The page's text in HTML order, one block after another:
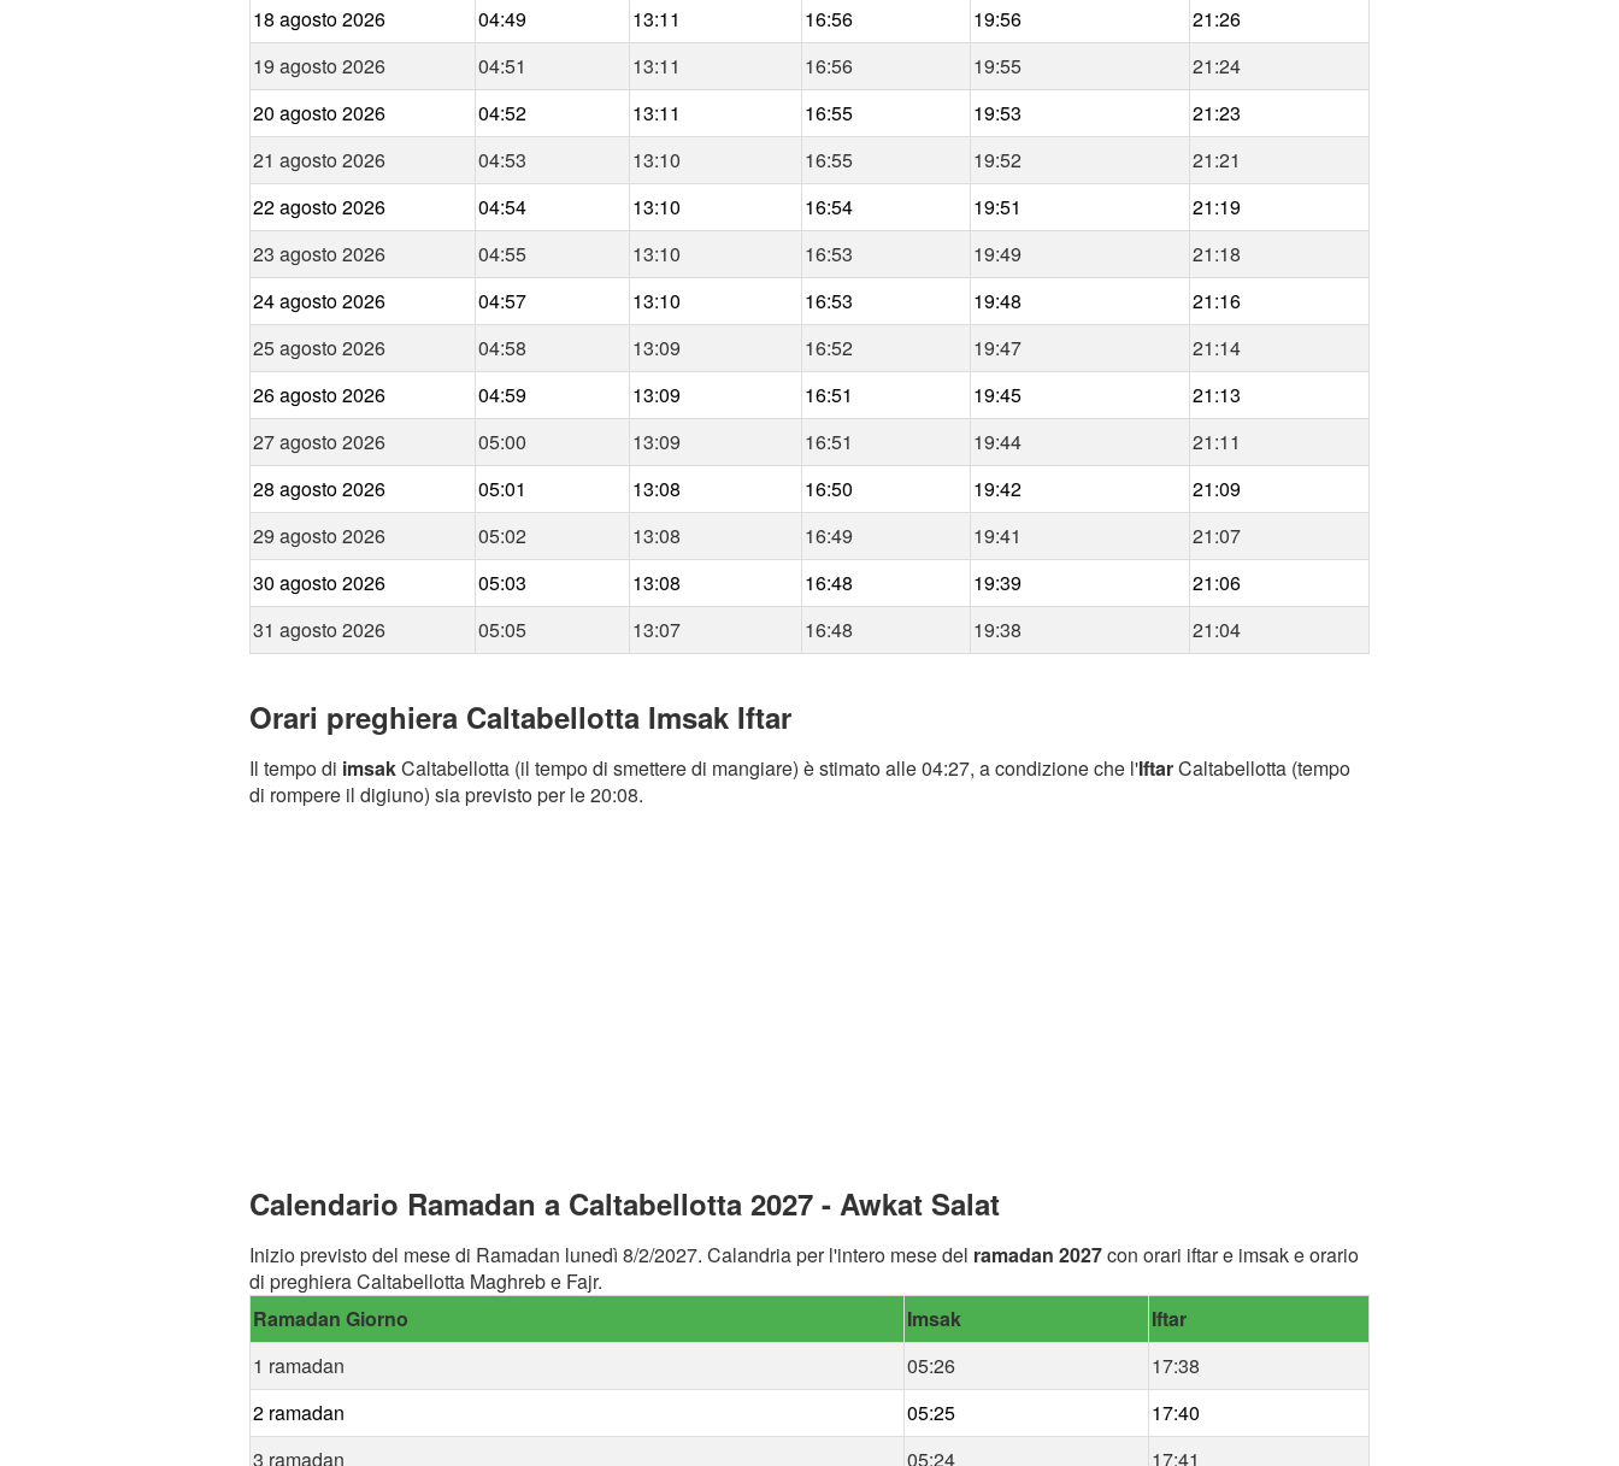
18 agosto 2026
04:49 13:11 16:56 19:56
21:26
19 agosto 2026
04:51 13:11 16:56 19:55
21:24
20 agosto 2026
04:52 13:11 16:55 19:53
21:23
21 agosto 2026
04:53 13:10 16:55 19:52
21:21
22 agosto 2026
04:54 13:10 16:54 19:51
21:19
23 agosto 2026
04:55 13:10 16:53 19:49
21:18
24 agosto 2026
04:57 13:10 16:53 19:48
21:16
25 agosto 2026
04:58 13:09 16:52 19:47
21:14
26 agosto 2026
04:59 13:09 16:51 19:45
21:13
27 agosto 2026
05:00 13:09 16:51 19:44
21:11
28 agosto 2026
05:01 13:08 16:50 19:42
21:09
29 agosto 2026
05:02 13:08 16:49 19:41
21:07
30 agosto 2026
05:03 13:08 16:48 19:39
21:06
31 agosto 2026
05:05 13:07 16:48 19:38 21:04
Orari preghiera Caltabellotta Imsak Iftar
Il tempo di imsakCaltabellotta (il tempo di smettere di mangiare) è stimato alle 04:27, a condizione che l'IftarCaltabellotta (tempo
di rompere il digiuno) sia previsto per le 20:08.
Calendario Ramadan a Caltabellotta 2027 - Awkat Salat
Inizio previsto del mese di Ramadan lunedì 8/2/2027. Calandria per l'intero mese del ramadan 2027con orari iftar e imsak e orario
di preghiera Caltabellotta Maghreb e Fajr.
Ramadan Giorno
Imsak
Iftar
1 ramadan
05:26
17:38
2 ramadan
05:25
17:40
3 ramadan
05:24 17:41